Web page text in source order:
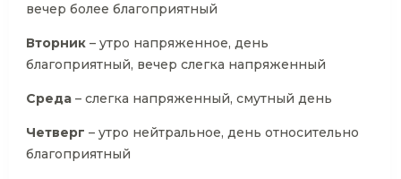
вечер более благоприятный
Вторник – утро напряженное, день
благоприятный, вечер слегка напряженный
Среда – слегка напряженный, смутный день
Четверг – утро нейтральное, день относительно
благоприятный